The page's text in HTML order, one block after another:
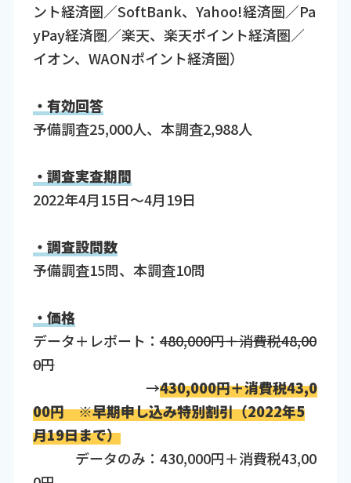
ント経済圏／SoftBank、Yahoo!経済圏／Pa
yPay経済圏／楽天、楽天ポイント経済圏／
イオン、WAONポイント経済圏）
・有効回答
予備調査25,000人、本調査2,988人
・調査実査期間
2022年4月15日～4月19日
・調査設問数
予備調査15問、本調査10問
・価格
データ＋レポート：480,000円＋消費税48,00
0円
→430,000円＋消費税43,0
00円 ※早期申し込み特別割引（2022年5
月19日まで）
データのみ：430,000円＋消費税43,00